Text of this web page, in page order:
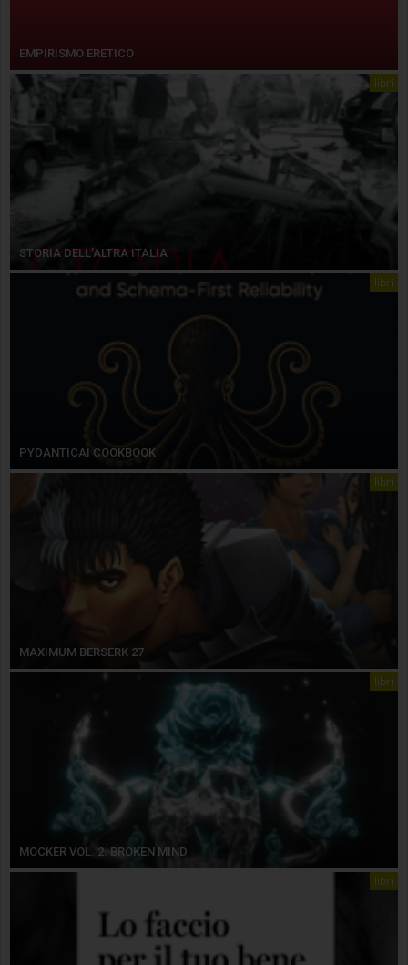
EMPIRISMO ERETICO
libri
STORIA DELL’ALTRA ITALIA
libri
PYDANTICAI COOKBOOK
libri
MAXIMUM BERSERK 27
libri
MOCKER VOL. 2. BROKEN MIND
libri